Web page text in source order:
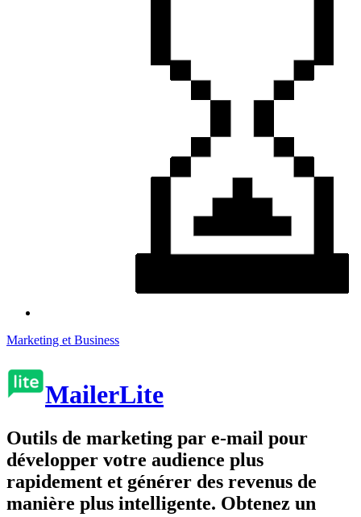
Marketing et Business
MailerLite
Outils de marketing par e-mail pour
développer votre audience plus
rapidement et générer des revenus de
manière plus intelligente. Obtenez un